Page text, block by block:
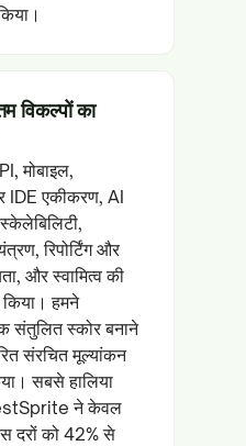
विकल्पों का
मोबाइल,
एकीकरण, AI
रिपोर्टिंग और
और स्वामित्व की
हमने
संतुलित स्कोर बनाने
संरचित मूल्यांकन
सबसे हालिया
ने केवल
दरों को 42% से